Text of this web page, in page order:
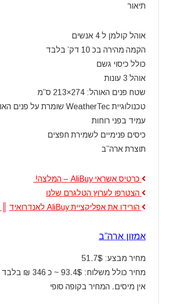
תיאור
אוהל קולמן ל 4 אנשים
הקמה מהירה בכ 10 דק’ בלבד
כולל כיסוי גשם
אוהל 3 עונות
שטח פנים האוהל: 274×213 ס”מ
טכנולוגיית WeatherTec שומרת על פנים האוהל יבש ונעים
עמיד בפני רוחות
כיסים פנימיים לשמירת חפצים
תוצרת ארה”ב
כרטיס אשראי AliBuy – המלצה!
הצטרפו לערוץ הטלגרם שלנו
הורידו את אפליקציית AliBuy לאנדרואיד
אמזון ארה”ב
מחיר מבצע: 51.7$
מחיר כולל משלוח: 93.4$ ~ כ 346 ₪ בלבד
אין מיסים. המחיר בקופה סופי